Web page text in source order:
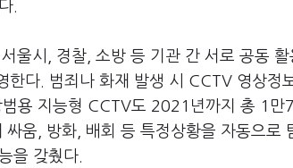
.
울시, 경찰, 소방 등 기관 간 서로 공동
한다. 범죄나 화재 발생 시 CCTV 영상정
용 지능형 CCTV도 2021년까지 총 1만
움, 방화, 배회 등 특정상황을 자동으로
을 갖췄다.